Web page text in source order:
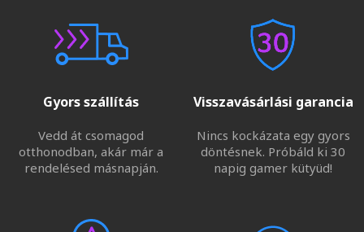
Gyors szállítás
Vedd át csomagod
otthonodban, akár már a
rendelésed másnapján.
Visszavásárlási garancia
Nincs kockázata egy gyors
döntésnek. Próbáld ki 30
napig gamer kütyüd!